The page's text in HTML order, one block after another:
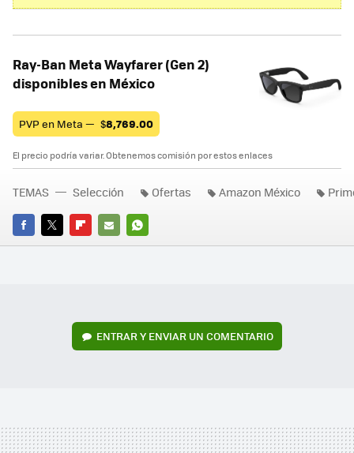
Ray-Ban Meta Wayfarer (Gen 2)
disponibles en México
PVP en Meta — $8,769.00
El precio podría variar. Obtenemos comisión por estos enlaces
FACEBOOK
TWITTERFLIPBOARD
E-
WHATSAPP
TEMAS Selección Ofertas Amazon México
ENTRAR Y ENVIAR UN COMENTARIO